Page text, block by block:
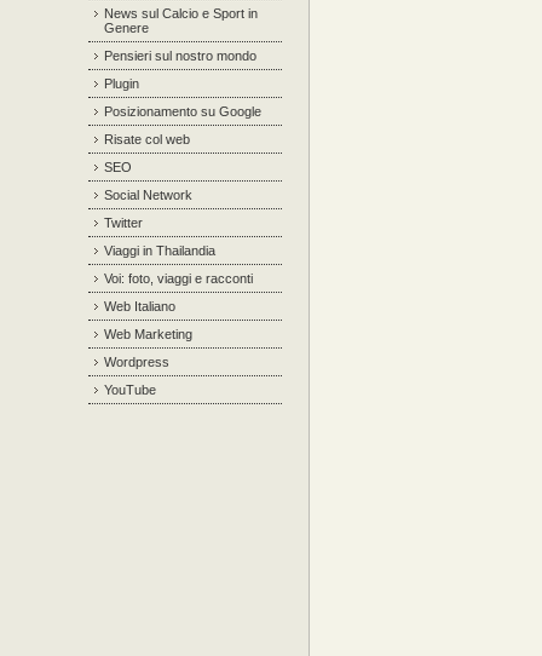
News sul Calcio e Sport in
Genere
Pensieri sul nostro mondo
Plugin
Posizionamento su Google
Risate col web
SEO
Social Network
Twitter
Viaggi in Thailandia
Voi: foto, viaggi e racconti
Web Italiano
Web Marketing
Wordpress
YouTube